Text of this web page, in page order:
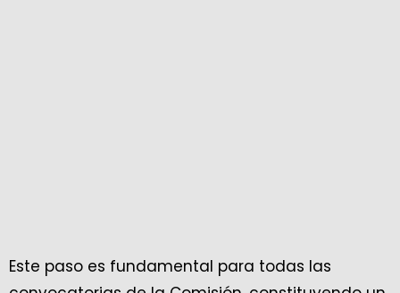
Este paso es fundamental para todas las